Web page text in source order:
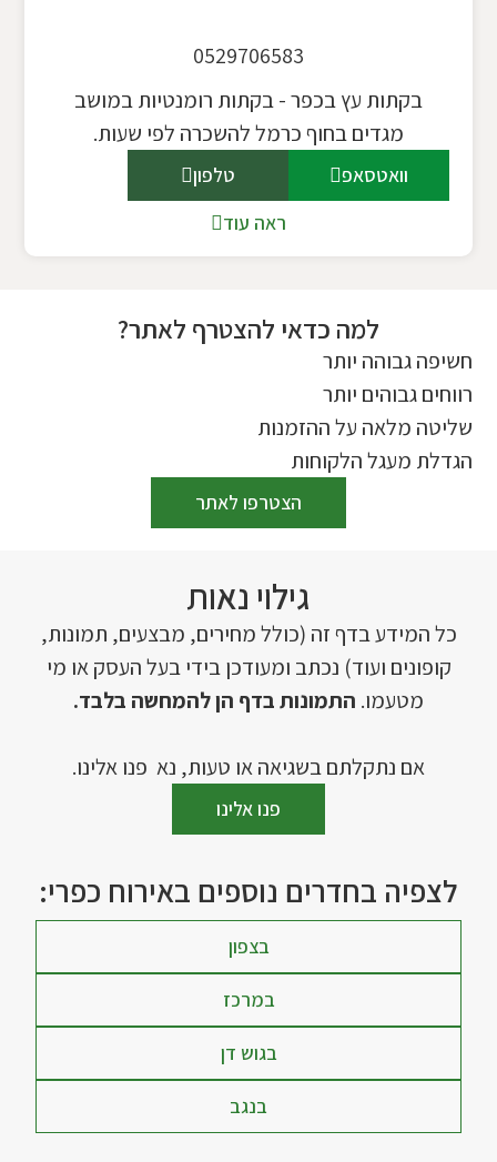
0529706583
בקתות עץ בכפר - בקתות רומנטיות במושב
מגדים בחוף כרמל להשכרה לפי שעות.
וואטסאפ
טלפון
ראה עוד
למה כדאי להצטרף לאתר?
חשיפה גבוהה יותר
רווחים גבוהים יותר
שליטה מלאה על ההזמנות
הגדלת מעגל הלקוחות
הצטרפו לאתר
גילוי נאות
כל המידע בדף זה (כולל מחירים, מבצעים, תמונות,
קופונים ועוד) נכתב ומעודכן בידי בעל העסק או מי
מטעמו. התמונות בדף הן להמחשה בלבד.
אם נתקלתם בשגיאה או טעות, נא פנו אלינו.
פנו אלינו
לצפיה בחדרים נוספים באירוח כפרי:
בצפון
במרכז
בגוש דן
בנגב